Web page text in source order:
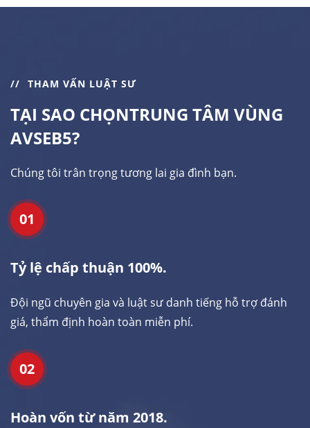
THAM VẤN LUẬT SƯ
TẠI SAO CHỌNTRUNG TÂM VÙNG
AVSEB5?
Chúng tôi trân trọng tương lai gia đình bạn.
01
Tỷ lệ chấp thuận 100%.
Đội ngũ chuyên gia và luật sư danh tiếng hỗ trợ đánh
giá, thẩm định hoàn toàn miễn phí.
02
Hoàn vốn từ năm 2018.